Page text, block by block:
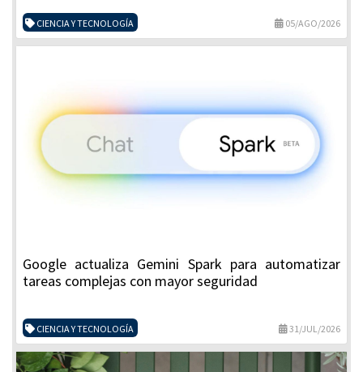
CIENCIA Y TECNOLOGÍA 05/AGO/2026
Google actualiza Gemini Spark para automatizar
tareas complejas con mayor seguridad
CIENCIA Y TECNOLOGÍA 31/JUL/2026